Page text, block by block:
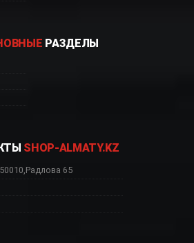
РАЗДЕЛЫ
SHOP-ALMATY.KZ
,Радлова 65